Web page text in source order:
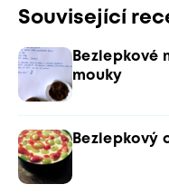
Související
Bezlepkové
mouky
Bezlepkový